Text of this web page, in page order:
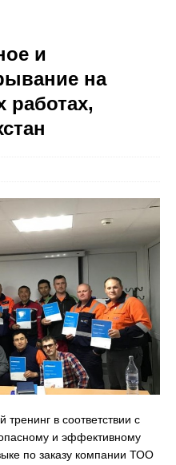
и
на
работах,
в соответствии с
и эффективному
по заказу компании ТОО